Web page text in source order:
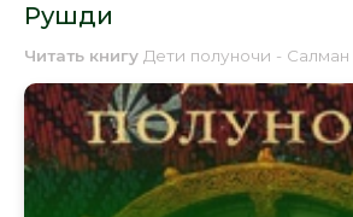
Рушди
Читать книгу Дети полуночи -